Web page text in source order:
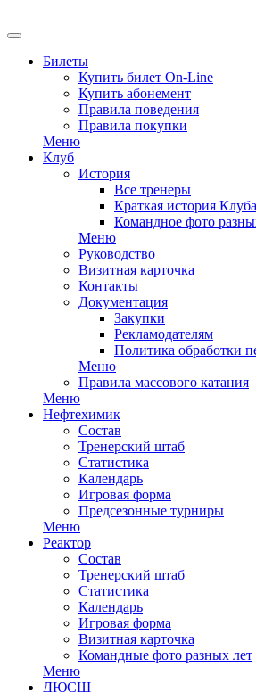
Билеты
Купить билет On-Line
Купить абонемент
Правила поведения
Правила покупки
Меню
Клуб
История
Все тренеры
Краткая история Клуба
Командное фото
Меню
Руководство
Визитная карточка
Контакты
Документация
Закупки
Рекламодателям
Политика обработки
Меню
Правила массового катания
Меню
Нефтехимик
Состав
Тренерский штаб
Статистика
Календарь
Игровая форма
Предсезонные турниры
Меню
Реактор
Состав
Тренерский штаб
Статистика
Календарь
Игровая форма
Визитная карточка
Командные фото разных лет
Меню
ДЮСШ